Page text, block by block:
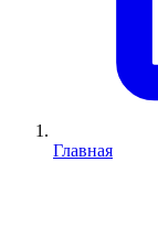
Главная